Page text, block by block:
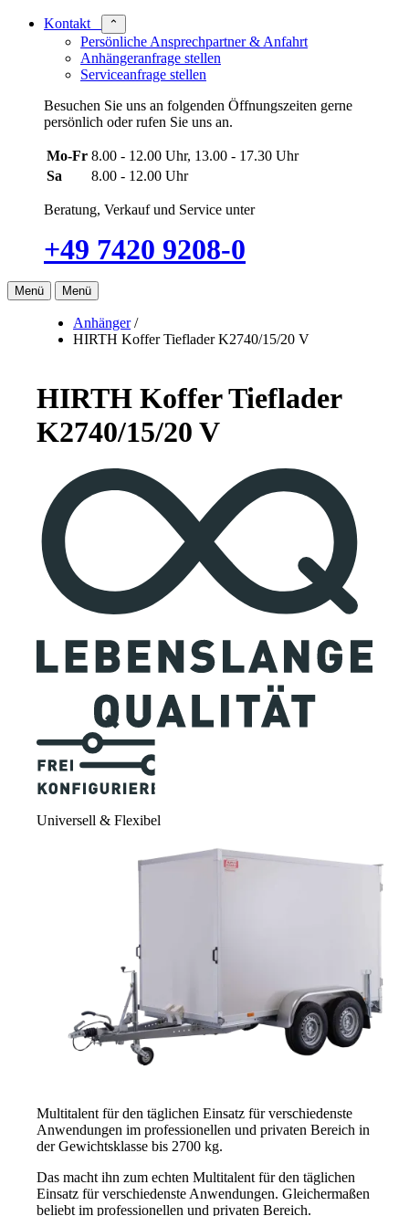
Kontakt ⌃
Persönliche Ansprechpartner & Anfahrt
Anhängeranfrage stellen
Serviceanfrage stellen
Besuchen Sie uns an folgenden Öffnungszeiten gerne
persönlich oder rufen Sie uns an.
Mo-Fr 8.00 - 12.00 Uhr, 13.00 - 17.30 Uhr
Sa
8.00 - 12.00 Uhr
Beratung, Verkauf und Service unter
+49 7420 9208-0
Menü Menü
Anhänger /
HIRTH Koffer Tieflader K2740/15/20 V
HIRTH Koffer Tieflader
K2740/15/20 V
Universell & Flexibel
Multitalent für den täglichen Einsatz für verschiedenste
Anwendungen im professionellen und privaten Bereich in
der Gewichtsklasse bis 2700 kg.
Das macht ihn zum echten Multitalent für den täglichen
Einsatz für verschiedenste Anwendungen. Gleichermaßen
beliebt im professionellen und privaten Bereich.